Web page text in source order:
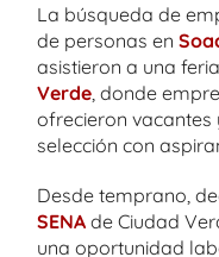
La búsqueda de
de personas en
asistieron a una
Verde , donde
ofrecieron
selección con
Desde temprano,
SENA de Ciudad
una oportunidad